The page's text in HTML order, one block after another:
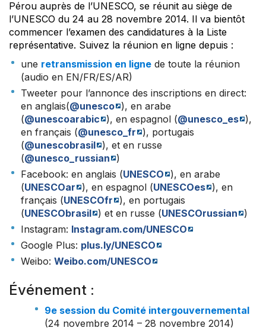
Pérou auprès de l’UNESCO, se réunit au siège de
l’UNESCO du 24 au 28 novembre 2014. Il va bientôt
commencer l’examen des candidatures à la Liste
représentative. Suivez la réunion en ligne depuis :
une retransmission en ligne de toute la réunion
(audio en EN/FR/ES/AR)
Tweeter pour l’annonce des inscriptions en direct:
en anglais(@unesco ), en arabe
(@unescoarabic ), en espagnol (@unesco_es ),
en français (@unesco_fr
), portugais
(@unescobrasil ), et en russe
(@unesco_russian
)
Facebook: en anglais (UNESCO
), en arabe
(UNESCOar ), en espagnol (UNESCOes ), en
français (UNESCOfr
), en portugais
(UNESCObrasil ) et en russe (UNESCOrussian
)
Instagram: Instagram.com/UNESCO
Google Plus: plus.ly/UNESCO
Weibo: Weibo.com/UNESCO
Événement :
9e session du Comité intergouvernemental
(24 novembre 2014 – 28 novembre 2014)